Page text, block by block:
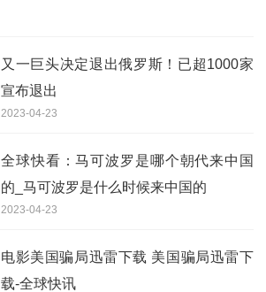
又一巨头决定退出俄罗斯！已超1000家
宣布退出
2023-04-23
全球快看：马可波罗是哪个朝代来中国
的_马可波罗是什么时候来中国的
2023-04-23
电影美国骗局迅雷下载 美国骗局迅雷下
载-全球快讯